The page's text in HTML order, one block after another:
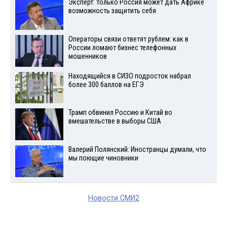
Эксперт: только Россия может дать Африке
возможность защитить себя
Операторы связи ответят рублем: как в
России ломают бизнес телефонных
мошенников
Находящийся в СИЗО подросток набрал
более 300 баллов на ЕГЭ
Трамп обвинил Россию и Китай во
вмешательстве в выборы США
Валерий Полянский: Иностранцы думали, что
мы поющие чиновники
Новости СМИ2